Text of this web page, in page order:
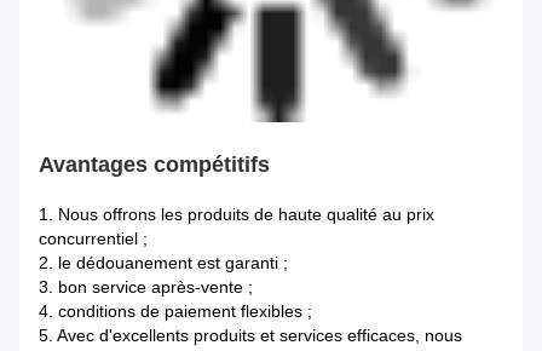
Avantages compétitifs
1. Nous offrons les produits de haute qualité au prix
concurrentiel ;
2. le dédouanement est garanti ;
3. bon service après-vente ;
4. conditions de paiement flexibles ;
5. Avec d'excellents produits et services efficaces, nous